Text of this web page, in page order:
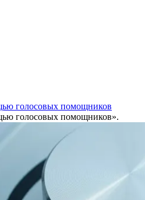
голосовых помощников
голосовых помощников».